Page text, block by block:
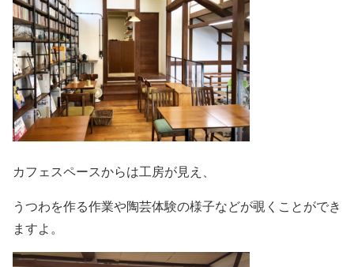
カフェスペースからは工房が見え、
うつわを作る作業や陶芸体験の様子などが覗くことができ
ますよ。